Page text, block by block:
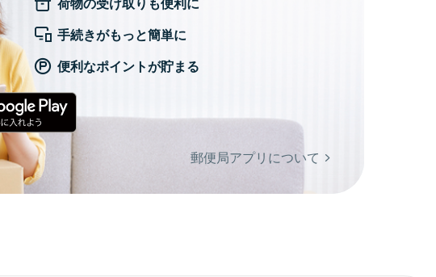
手続きがもっと簡単に
便利なポイントが貯まる
郵便局アプリについて